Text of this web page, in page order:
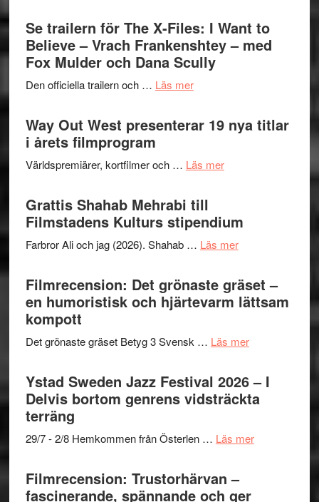
Se trailern för The X-Files: I Want to
Believe – Vrach Frankenshtey – med
Fox Mulder och Dana Scully
Den officiella trailern och … Läs merom
trailern
för
X-
I
Want
to
Believe
Vrach
Frankenshtey
med
Mulder
och
Dana
Way Out West presenterar 19 nya titlar
i årets filmprogram
Världspremiärer, kortfilmer och … Läs merom
presenterar
19
titlar
i
Grattis Shahab Mehrabi till
Filmstadens Kulturs stipendium
Farbror Ali och jag (2026). Shahab … Läs merom
Shahab
Mehrabi
till
Kulturs
Filmrecension: Det grönaste gräset –
en humoristisk och hjärtevarm lättsam
kompott
Det grönaste gräset Betyg 3 Svensk … Läs merom
Det
grönaste
gräset
en
hjärtevarm
Ystad Sweden Jazz Festival 2026 – I
Delvis bortom genrens vidsträckta
terräng
29/7 - 2/8 Hemkommen från Österlen … Läs merom
Filmrecension: Trustorhärvan –
fascinerande, spännande och ger